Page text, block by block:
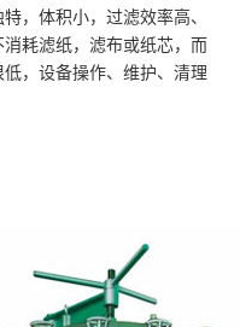
，体积小，过滤效率高、
耗滤纸，滤布或纸芯，而
，设备操作、维护、清理